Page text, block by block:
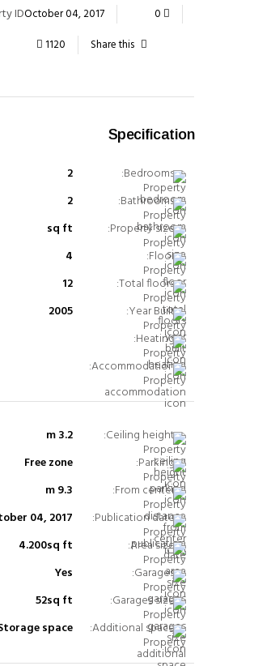
October 04, 2017
0
1120
Share this
ID:
Specification
Bedrooms:
2
Bathrooms:
2
Property size:
sq ft
Floor:
4
Total floors:
12
Year Built:
2005
Heating:
Accommodation:
Ceiling height:
3.2 m
Parking:
Free zone
From center:
9.3 m
Publication date:
04, 2017
Area size:
4.200sq ft
Garages:
Yes
Garages size:
52sq ft
Additional space:
space